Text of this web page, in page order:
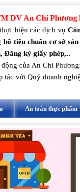
DV An Chi Phương
hiện các dịch vụ
bố tiêu chuẩn cơ sở
Đăng ký giấy phép,..
động của An Chi
tác với Quý doanh
An toàn thực phẩm